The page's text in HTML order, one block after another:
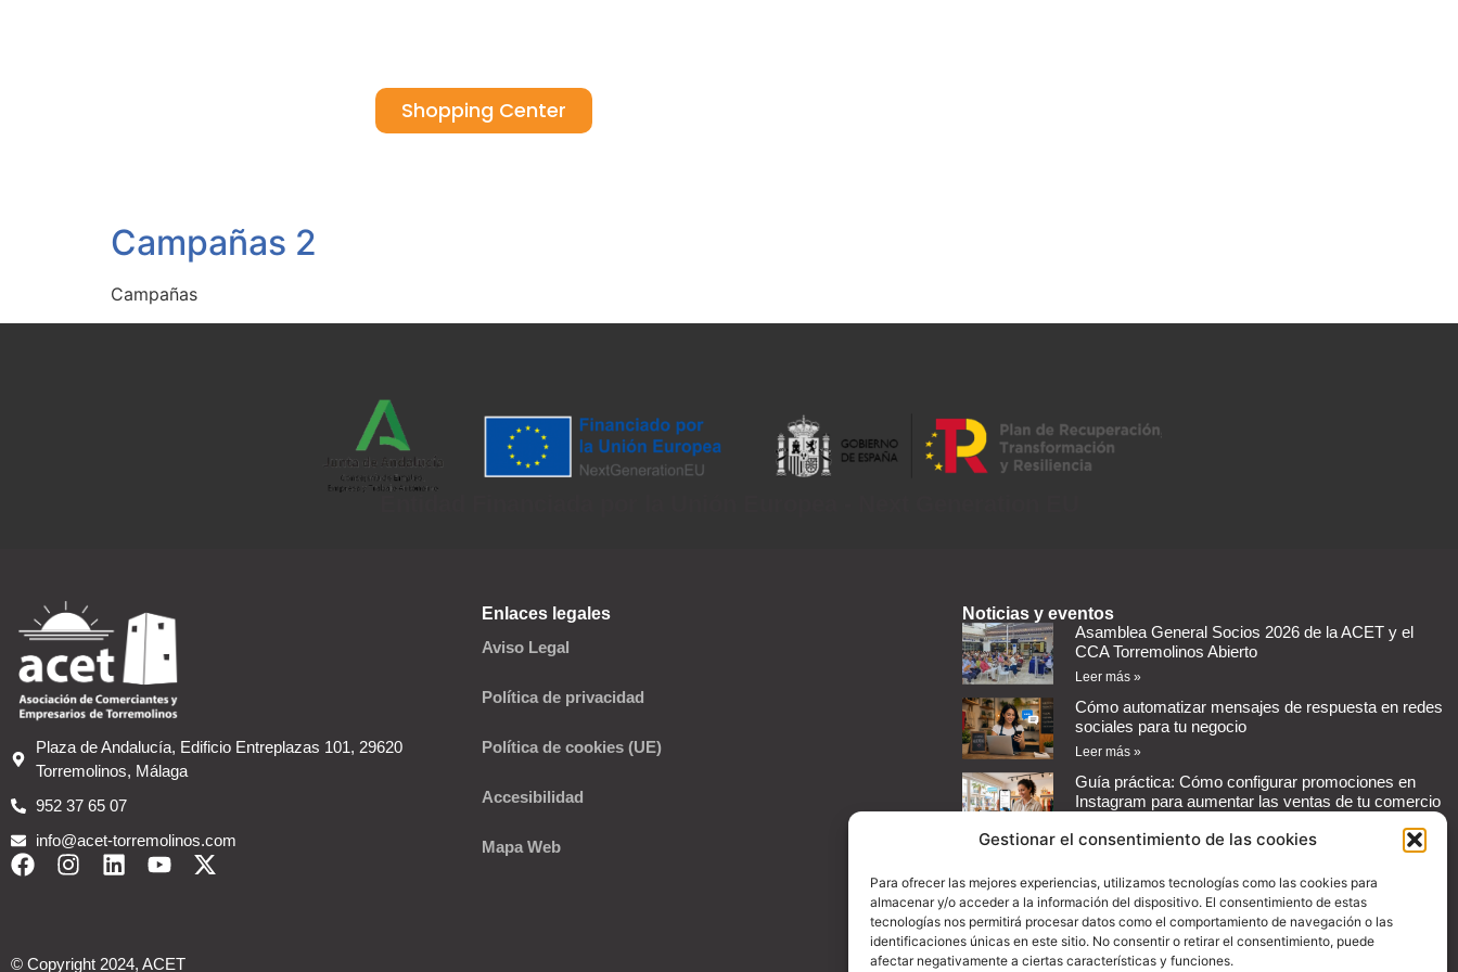
Gestionar el consentimiento de las cookies
Para ofrecer las mejores experiencias, utilizamos tecnologías como las cookies para
almacenar y/o acceder a la información del dispositivo. El consentimiento de estas
tecnologías nos permitirá procesar datos como el comportamiento de navegación o las
identificaciones únicas en este sitio. No consentir o retirar el consentimiento, puede
afectar negativamente a ciertas características y funciones.
Shopping Center
Campañas 2
Campañas
Plaza de Andalucía, Edificio Entreplazas 101, 29620
Torremolinos, Málaga
952 37 65 07
info@acet-torremolinos.com
Enlaces legales
Aviso Legal
Política de privacidad
Política de cookies (UE)
Accesibilidad
Mapa Web
Noticias y eventos
Asamblea General Socios 2026 de la ACET y el
CCA Torremolinos Abierto
Leer más »
Cómo automatizar mensajes de respuesta en redes
sociales para tu negocio
Leer más »
Guía práctica: Cómo configurar promociones en
Instagram para aumentar las ventas de tu comercio
Leer más »
© Copyright 2024, ACET Creatividad:SOMOS Marketing y Consultoría Digital